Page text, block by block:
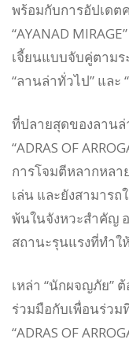
พร้อมกับการอัปเดต
“AYANAD
เจี้ยนแบบจับคู่ตามร
“ลานล่าทั่วไป” และ
ที่ปลายสุดของลาน
“ADRAS OF
การโจมตีหลากหล
เล่น และยังสามาร
พ้นในจังหวะสำคัญ
สถานะรุนแรงที่ทำใ
เหล่า “นักผจญภัย”
ร่วมมือกับเพื่อนร่ว
“ADRAS OF